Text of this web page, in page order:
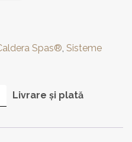
Spas®, Sisteme
Livrare și plată